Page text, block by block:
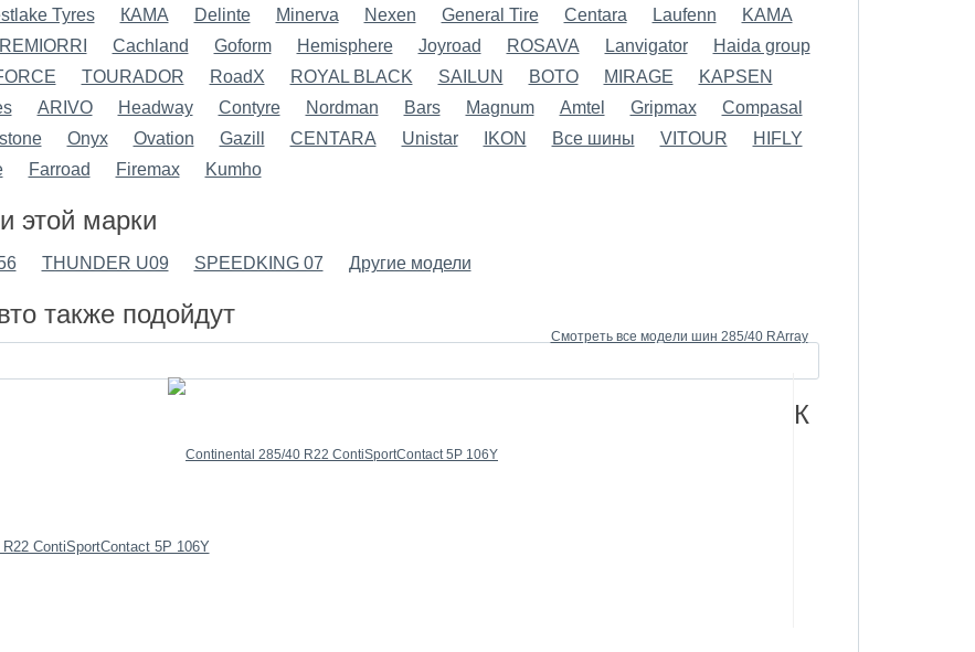
Tyres КАМА Delinte Minerva Nexen General Tire Centara Laufenn
KAMA
Cachland Goform Hemisphere Joyroad ROSAVA Lanvigator
Haida group
TOURADOR RoadX ROYAL BLACK SAILUN BOTO MIRAGE
KAPSEN
ARIVO Headway Contyre Nordman Bars Magnum Amtel Gripmax
Compasal
Onyx Ovation Gazill CENTARA Unistar IKON Все шины VITOUR
HIFLY
Farroad Firemax Kumho
этой марки
THUNDER U09 SPEEDKING 07 Другие модели
также подойдут
ContiSportContact 5P 106Y
Смотреть все модели шин 285/40 RArray
К